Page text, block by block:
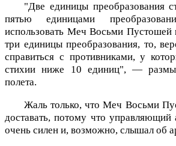
"Две единицы преобразования
пятью единицами
использовать Меч Восьми Пустошей
три единицы преобразования, то,
справиться с противниками, у
стихии ниже 10 единиц", —
полета.
Жаль только, что Меч Восьми
доставать, потому что
очень силен и, возможно, слышал об